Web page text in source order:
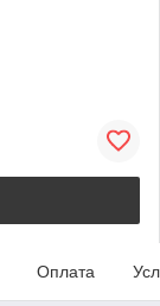
Оплата